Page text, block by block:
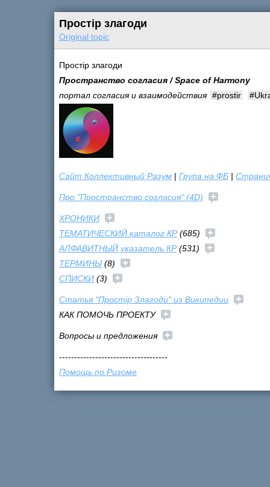
Простір злагоди
Original topic
Простір злагоди
Пространство согласия / Space of Harmony
портал согласия и взаимодействия #prostir
Сайт Коллективный Разум | Група на ФБ |
Про "Пространство согласия" (4D)
ХРОНИКИ
ТЕМАТИЧЕСКИЙ каталог КР(685)
АЛФАВИТНЫЙ указатель КР(531)
ТЕРМИНЫ (8)
СПИСКИ (3)
Статья "Простір Злагоди" из Википедии
КАК ПОМОЧЬ ПРОЕКТУ
Вопросы и предложения
------------------------------------
Помощь по Ризоме